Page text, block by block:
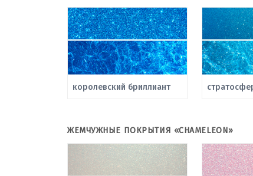
королевский бриллиант
ЖЕМЧУЖНЫЕ ПОКРЫТИЯ «CHAMELEON»